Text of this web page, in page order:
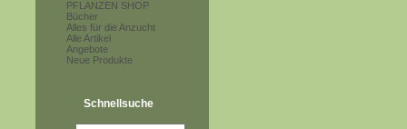
PFLANZEN SHOP
Bücher
Alles für die Anzucht
Alle Artikel
Angebote
Neue Produkte
Schnellsuche